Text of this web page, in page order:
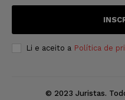
Li e aceito a Política de
© 2023 Juristas.